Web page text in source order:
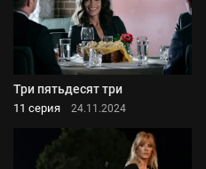
Три пятьдесят три
11 серия 24.11.2024